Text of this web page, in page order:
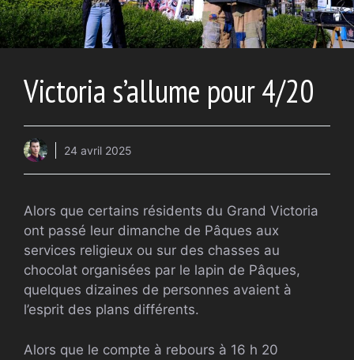
Victoria s’allume pour 4/20
24 avril 2025
Alors que certains résidents du Grand Victoria
ont passé leur dimanche de Pâques aux
services religieux ou sur des chasses au
chocolat organisées par le lapin de Pâques,
quelques dizaines de personnes avaient à
l’esprit des plans différents.
Alors que le compte à rebours à 16 h 20